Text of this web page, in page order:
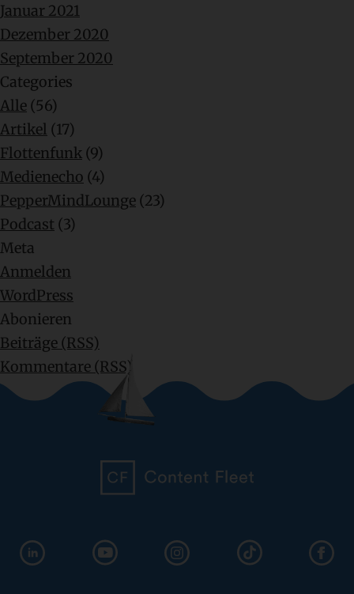
Januar 2021
Dezember 2020
September 2020
Categories
Alle (56)
Artikel (17)
Flottenfunk (9)
Medienecho (4)
PepperMindLounge (23)
Podcast (3)
Meta
Anmelden
WordPress
Abonieren
Beiträge (RSS)
Kommentare (RSS)